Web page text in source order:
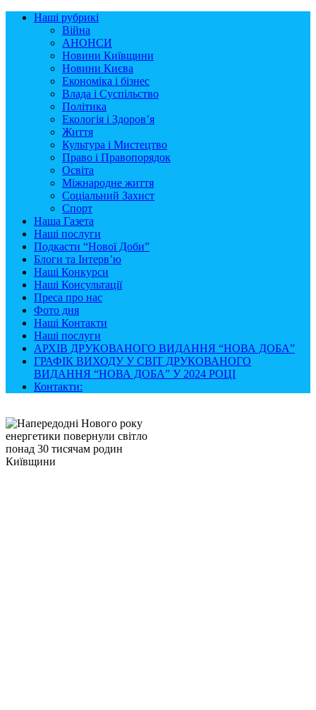
Наші рубрикі
Війна
АНОНСИ
Новини Київщини
Новини Києва
Економіка і бізнес
Влада і Суспільство
Політика
Екологія і Здоров’я
Життя
Культура і Мистецтво
Право і Правопорядок
Освіта
Міжнародне життя
Соціальний Захист
Спорт
Наша Газета
Наші послуги
Подкасти “Нової Доби”
Блоги та Інтерв’ю
Наші Конкурси
Наші Консультації
Преса про нас
Фото дня
Наші Контакти
Наші послуги
АРХІВ ДРУКОВАНОГО ВИДАННЯ “НОВА ДОБА”
ГРАФІК ВИХОДУ У СВІТ ДРУКОВАНОГО
ВИДАННЯ “НОВА ДОБА” У 2024 РОЦІ
Контакти: